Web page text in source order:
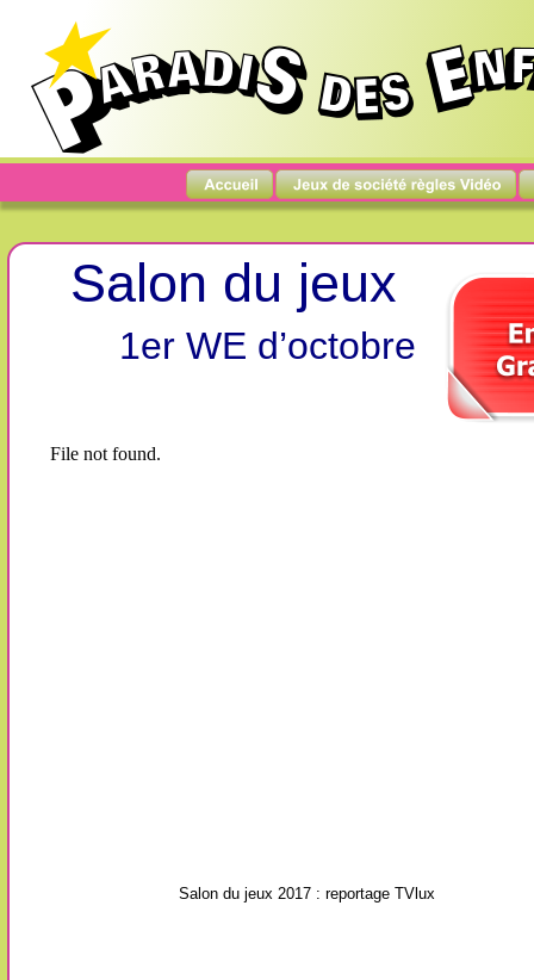
Salon du jeux
1er WE d’octobre
Salon du jeux 2017 : reportage TVlux